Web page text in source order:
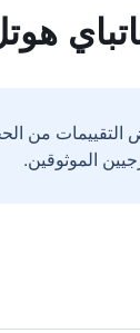
من